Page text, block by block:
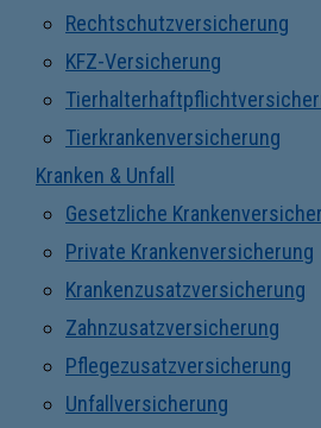
Rechtschutzversicherung
KFZ-Versicherung
Tierkrankenversicherung
Kranken & Unfall
Gesetzliche
Private Krankenversicherung
Krankenzusatzversicherung
Zahnzusatzversicherung
Pflegezusatzversicherung
Unfallversicherung